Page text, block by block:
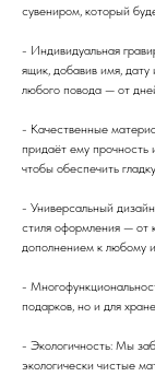
сувениром, который
- Индивидуальная
ящик, добавив имя,
любого повода — от
- Качественные
придаёт ему прочность
чтобы обеспечить
- Универсальный
стиля оформления — от
дополнением к любому
-
подарков, но и для
- Экологичность: Мы
экологически чистые